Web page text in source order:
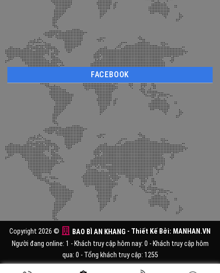
FACEBOOK
Copyright 2026 © BAO BÌ AN KHANG - Thiết Kế Bởi: MANHAN.VN
Người đang online: 1 - Khách truy cập hôm nay: 0 - Khách truy cập hôm
qua: 0 - Tổng khách truy cập: 1255